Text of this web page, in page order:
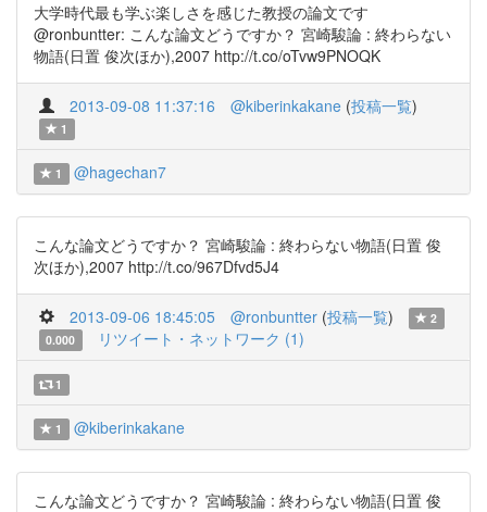
大学時代最も学ぶ楽しさを感じた教授の論文です
@ronbuntter: こんな論文どうですか？ 宮崎駿論 : 終わらない
物語(日置 俊次ほか),2007 http://t.co/oTvw9PNOQK
2013-09-08 11:37:16 @kiberinkakane (投稿一覧)
1
1 @hagechan7
こんな論文どうですか？ 宮崎駿論 : 終わらない物語(日置 俊
次ほか),2007 http://t.co/967Dfvd5J4
2013-09-06 18:45:05 @ronbuntter (投稿一覧)
2
0.000
リツイート・ネットワーク (1)
1
1 @kiberinkakane
こんな論文どうですか？ 宮崎駿論 : 終わらない物語(日置 俊